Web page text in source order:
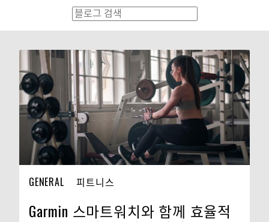
GENERAL 피트니스
Garmin 스마트워치와 함께 효율적